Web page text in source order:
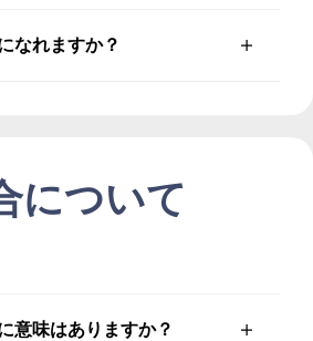
なれますか？
について
意味はありますか？